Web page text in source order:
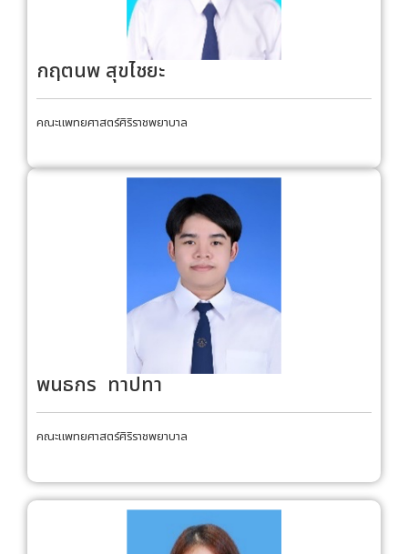
กฤตนพ สุขไชยะ
คณะแพทยศาสตร์ศิริราชพยาบาล
พนธกร ทาปทา
คณะแพทยศาสตร์ศิริราชพยาบาล